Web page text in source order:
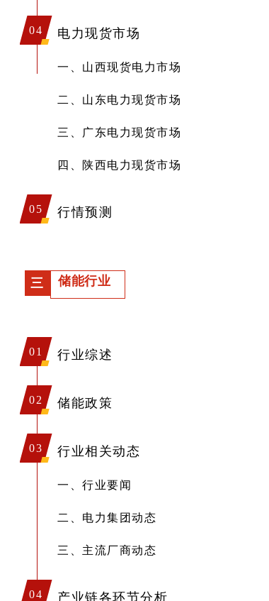
04 电力现货市场
一、山西现货电力市场
二、山东电力现货市场
三、广东电力现货市场
四、陕西电力现货市场
05 行情预测
三 储能行业
01 行业综述
02 储能政策
03 行业相关动态
一、行业要闻
二、电力集团动态
三、主流厂商动态
04 产业链各环节分析